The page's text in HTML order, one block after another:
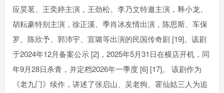
应昊茗、王奕婷主演，王劲松、李乃文特邀主演，释小龙、
胡耘豪特别主演，徐正溪、季肖冰友情出演，陈思斯、车保
罗、陈欣予、郭沛宇、宣璐等出演的民国传奇剧 [19]。该剧
于2024年12月备案公示 [2]，2025年5月31日在横店开机，同
年9月28日杀青，并定档2026年一季度 [6] [17]。 该剧作为
《老九门》续作，讲述了张启山、吴老狗、霍仙姑三人为追